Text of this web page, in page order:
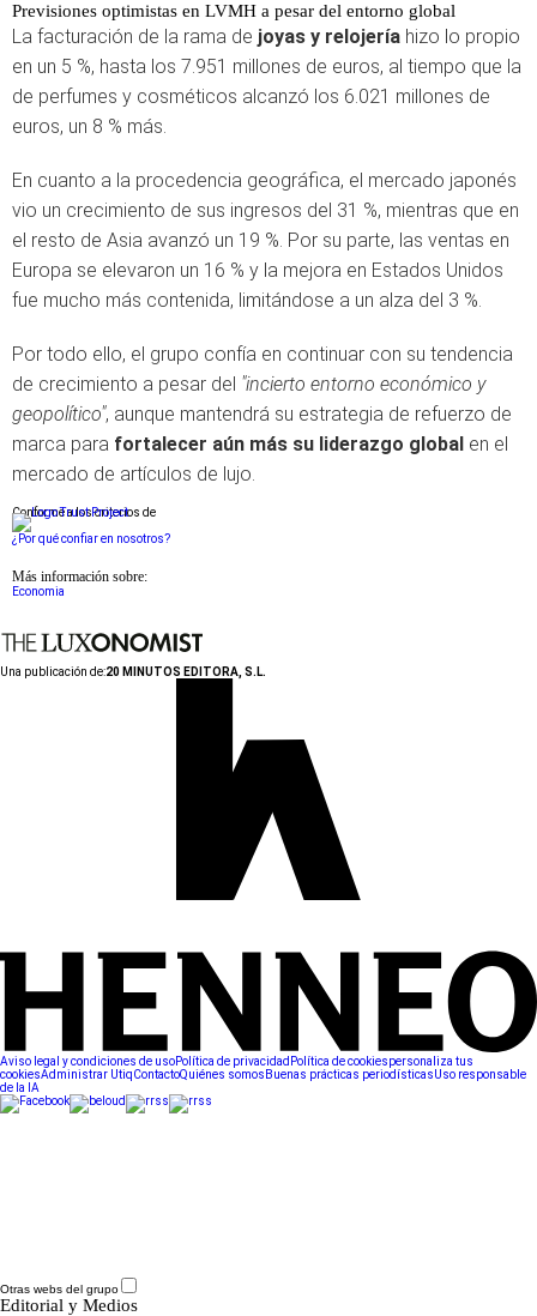
Previsiones optimistas en LVMH a pesar del entorno global
La facturación de la rama de joyas y relojería hizo lo propio
en un 5 %, hasta los 7.951 millones de euros, al tiempo que la
de perfumes y cosméticos alcanzó los 6.021 millones de
euros, un 8 % más.
En cuanto a la procedencia geográfica, el mercado japonés
vio un crecimiento de sus ingresos del 31 %, mientras que en
el resto de Asia avanzó un 19 %. Por su parte, las ventas en
Europa se elevaron un 16 % y la mejora en Estados Unidos
fue mucho más contenida, limitándose a un alza del 3 %.
Por todo ello, el grupo confía en continuar con su tendencia
de crecimiento a pesar del "incierto entorno económico y
geopolítico", aunque mantendrá su estrategia de refuerzo de
marca para fortalecer aún más su liderazgo global en el
mercado de artículos de lujo.
Conforme a los criterios de
¿Por qué confiar en nosotros?
Más información sobre:
Economia
Una publicación de:20 MINUTOS EDITORA, S.L.
Aviso legal y condiciones de usoPolítica de privacidad Política de cookiespersonaliza tus
cookiesAdministrar UtiqContactoQuiénes somos Buenas prácticas periodísticasUso responsable
de la IA
Otras webs del grupo
Editorial y Medios